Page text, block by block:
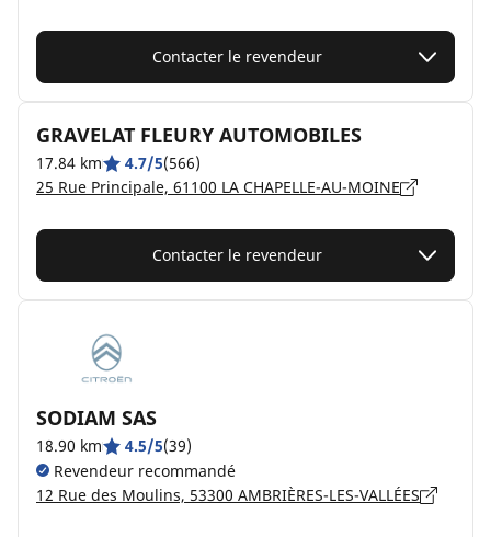
Contacter le revendeur
GRAVELAT FLEURY AUTOMOBILES
17.84 km 4.7/5(566)
25 Rue Principale, 61100 LA CHAPELLE-AU-MOINE
Contacter le revendeur
SODIAM SAS
18.90 km 4.5/5(39)
Revendeur recommandé
12 Rue des Moulins, 53300 AMBRIÈRES-LES-VALLÉES